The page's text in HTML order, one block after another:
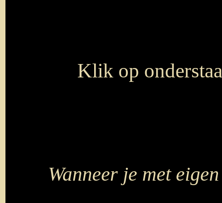
Klik op
Wanneer je met